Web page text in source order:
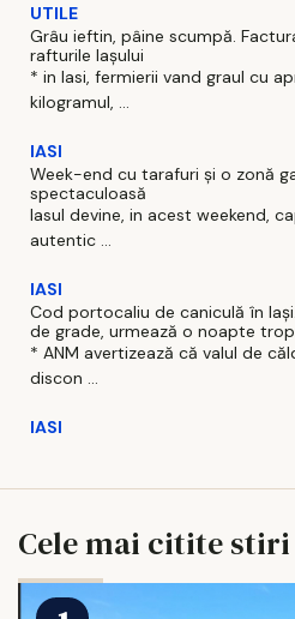
UTILE
Grâu ieftin, pâine scumpă.
rafturile Iașului
* in Iasi, fermierii vand graul cu
kilogramul, ...
IASI
Week-end cu tarafuri și o zonă
spectaculoasă
Iasul devine, in acest weekend,
autentic ...
IASI
Cod portocaliu de caniculă în
de grade, urmează o noapte
* ANM avertizează că valul de
discon ...
IASI
Cele mai citite stiri